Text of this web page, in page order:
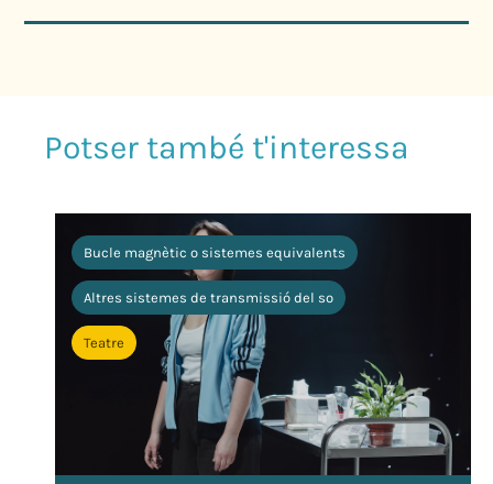
Bucle magnètic o sistemes equivalents
Altres sistemes de transmissió del so
Teatre